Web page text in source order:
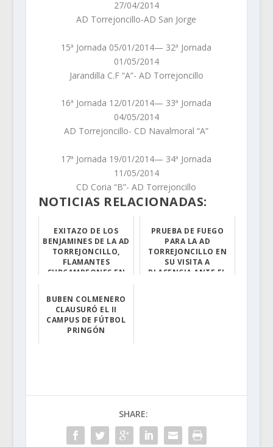
27/04/2014
AD Torrejoncillo-AD San Jorge
15ª Jornada 05/01/2014— 32ª Jornada
01/05/2014
Jarandilla C.F “A”- AD Torrejoncillo
16ª Jornada 12/01/2014— 33ª Jornada
04/05/2014
AD Torrejoncillo- CD Navalmoral “A”
17ª Jornada 19/01/2014— 34ª Jornada
11/05/2014
CD Coria “B”- AD Torrejoncillo
NOTICIAS RELACIONADAS:
EXITAZO DE LOS
BENJAMINES DE LA AD
TORREJONCILLO,
FLAMANTES
SUBCAMPEONES EN
Los torrejoncil...
PRUEBA DE FUEGO
PARA LA AD
TORREJONCILLO EN
SU VISITA A
PLASENCIA ANTE EL
BUBEN COLMENERO
CLAUSURÓ EL II
CAMPUS DE FÚTBOL
PRINGÓN
SHARE: